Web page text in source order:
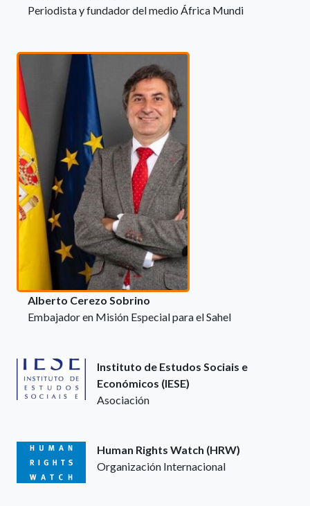
Periodista y fundador del medio África Mundi
Alberto Cerezo Sobrino
Embajador en Misión Especial para el Sahel
Instituto de Estudos Sociais e
Económicos (IESE)
Asociación
Human Rights Watch (HRW)
Organización Internacional